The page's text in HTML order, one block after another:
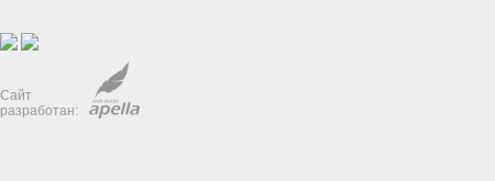
Сайт
разработан: